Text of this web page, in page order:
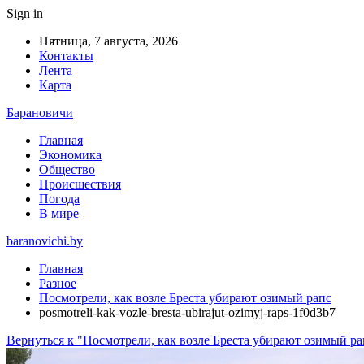
Sign in
Пятница, 7 августа, 2026
Контакты
Лента
Карта
Барановичи
Главная
Экономика
Общество
Происшествия
Погода
В мире
baranovichi.by
Главная
Разное
Посмотрели, как возле Бреста убирают озимый рапс
posmotreli-kak-vozle-bresta-ubirajut-ozimyj-raps-1f0d3b7
Вернуться к "Посмотрели, как возле Бреста убирают озимый